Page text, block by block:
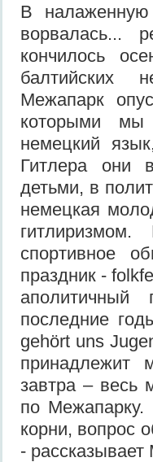
В налаженную
ворвалась...
кончилось
балтийских
Межапарк
которыми мы
немецкий
Гитлера они
детьми, в
немецкая
спортивное
праздник -
последние
gehört uns
принадлежит
завтра – весь
по
корни, вопрос
-